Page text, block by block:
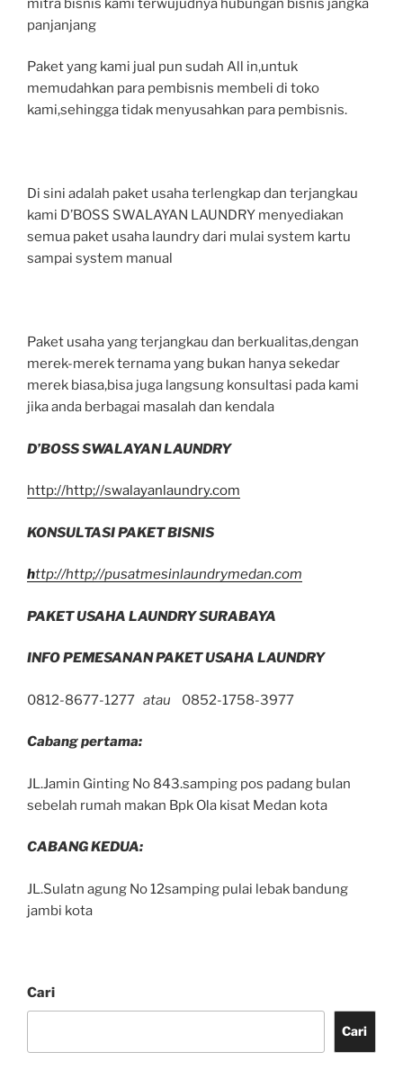
mitra bisnis kami terwujudnya hubungan bisnis jangka
panjanjang
Paket yang kami jual pun sudah All in,untuk
memudahkan para pembisnis membeli di toko
kami,sehingga tidak menyusahkan para pembisnis.
Di sini adalah paket usaha terlengkap dan terjangkau
kami D’BOSS SWALAYAN LAUNDRY menyediakan
semua paket usaha laundry dari mulai system kartu
sampai system manual
Paket usaha yang terjangkau dan berkualitas,dengan
merek-merek ternama yang bukan hanya sekedar
merek biasa,bisa juga langsung konsultasi pada kami
jika anda berbagai masalah dan kendala
D’BOSS SWALAYAN LAUNDRY
http://http;//swalayanlaundry.com
KONSULTASI PAKET BISNIS
http://http;//pusatmesinlaundrymedan.com
PAKET USAHA LAUNDRY SURABAYA
INFO PEMESANAN PAKET USAHA LAUNDRY
0812-8677-1277 atau 0852-1758-3977
Cabang pertama:
JL.Jamin Ginting No 843.samping pos padang bulan
sebelah rumah makan Bpk Ola kisat Medan kota
CABANG KEDUA:
JL.Sulatn agung No 12samping pulai lebak bandung
jambi kota
Cari
Cari